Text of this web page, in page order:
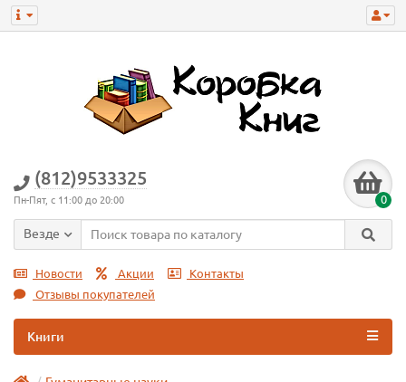
(812)9533325
Пн-Пят, с 11:00 до 20:00 0
Везде
Новости Акции
Контакты
Отзывы покупателей
Книги